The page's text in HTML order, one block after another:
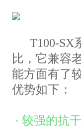
T100-SX
比，它兼容
能方面有了
优势如下：
· 较强的抗